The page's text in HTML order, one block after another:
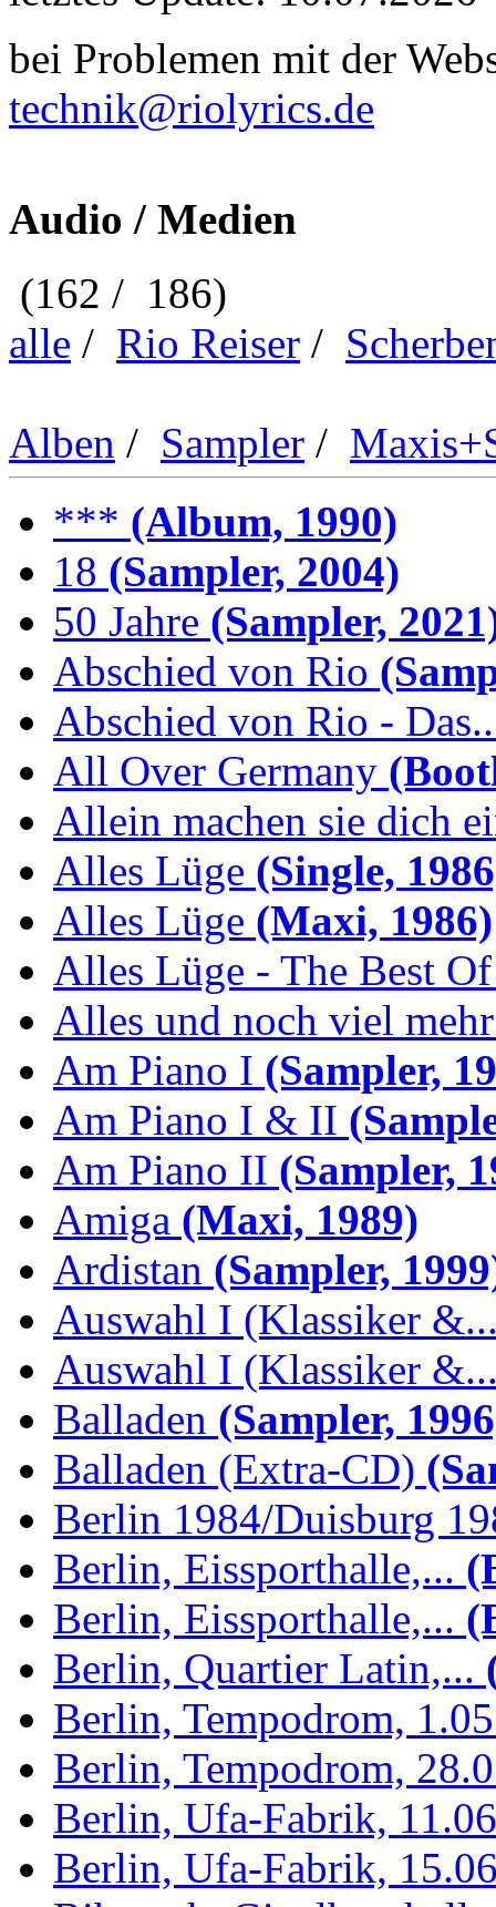
bei Problemen mit der
technik@riolyrics.de
Audio / Medien
(162 / 186)
alle / Rio Reiser /
Alben / Sampler /
*** (Album, 1990)
18 (Sampler, 2004)
50 Jahre (Sampler,
Abschied von Rio
Abschied von Rio -
All Over Germany
Allein machen sie dich
Alles Lüge (Single,
Alles Lüge (Maxi, 1986)
Alles Lüge - The Best Of
Alles und noch viel
Am Piano I (Sampler,
Am Piano I & II
Am Piano II (Sampler,
Amiga (Maxi, 1989)
Ardistan (Sampler,
Auswahl I (Klassiker
Auswahl I (Klassiker
Balladen (Sampler,
Balladen (Extra-CD)
Berlin 1984/Duisburg
Berlin, Eissporthalle,...
Berlin, Eissporthalle,...
Berlin, Quartier Latin,...
Berlin, Tempodrom,
Berlin, Tempodrom,
Berlin, Ufa-Fabrik,
Berlin, Ufa-Fabrik,